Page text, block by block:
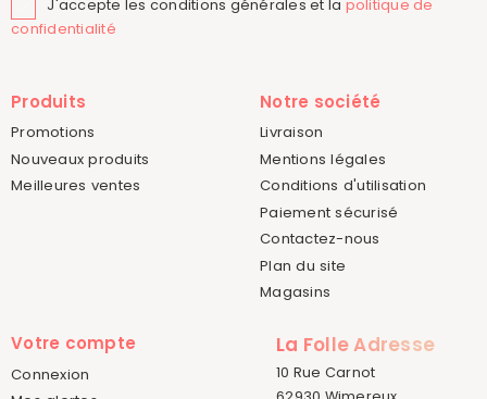
J'accepte les conditions générales et la politique de
confidentialité
Produits
Promotions
Nouveaux produits
Meilleures ventes
Notre société
Livraison
Mentions légales
Conditions d'utilisation
Paiement sécurisé
Contactez-nous
Plan du site
Magasins
Votre compte
Connexion
La Folle Adresse
10 Rue Carnot